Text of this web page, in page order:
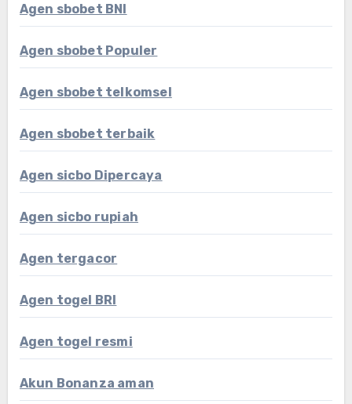
Agen sbobet BNI
Agen sbobet Populer
Agen sbobet telkomsel
Agen sbobet terbaik
Agen sicbo Dipercaya
Agen sicbo rupiah
Agen tergacor
Agen togel BRI
Agen togel resmi
Akun Bonanza aman